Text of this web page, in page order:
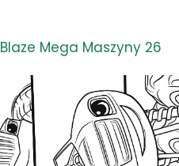
Blaze Mega Maszyny 26